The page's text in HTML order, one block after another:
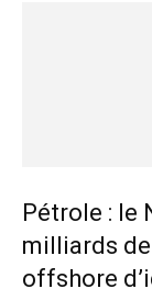
Pétrole : le
milliards
offshore